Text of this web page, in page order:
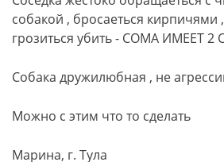
собакой , бросаеться кирпичями
грозиться убить - СОМА ИМЕЕТ 2
Собака дружилюбная , не
Можно с этим что то сделать
Марина, г. Тула